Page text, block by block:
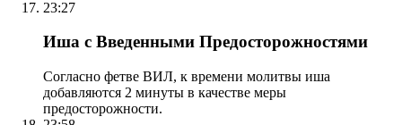
23:27
Иша с Введенными Предосторожностями
Согласно фетве ВИЛ, к времени молитвы иша
добавляются 2 минуты в качестве меры
предосторожности.